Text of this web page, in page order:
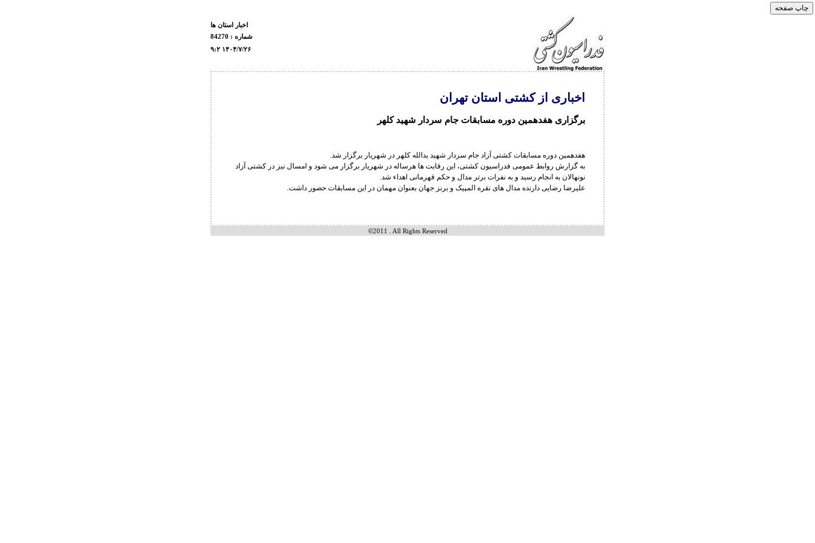
اخبار استان ها
شماره : 84270
۹:۲ ۱۴۰۴/۷/۲۶
اخباری از کشتی استان تهران
برگزاری هفدهمین دوره مسابقات جام سردار شهید کلهر
هفدهمین دوره مسابقات کشتی آزاد جام سردار شهید یدالله کلهر در شهریار برگزار شد.
به گزارش روابط عمومی فدراسیون کشتی، این رقابت ها هرساله در شهریار برگزار می شود و امسال نیز در کشتی آزاد
نونهالان به انجام رسید و به نفرات برتر مدال و حکم قهرمانی اهداء شد.
علیرضا رضایی دارنده مدال های نقره المپیک و برنز جهان بعنوان مهمان در این مسابقات حضور داشت.
©2011 . All Rights Reserved